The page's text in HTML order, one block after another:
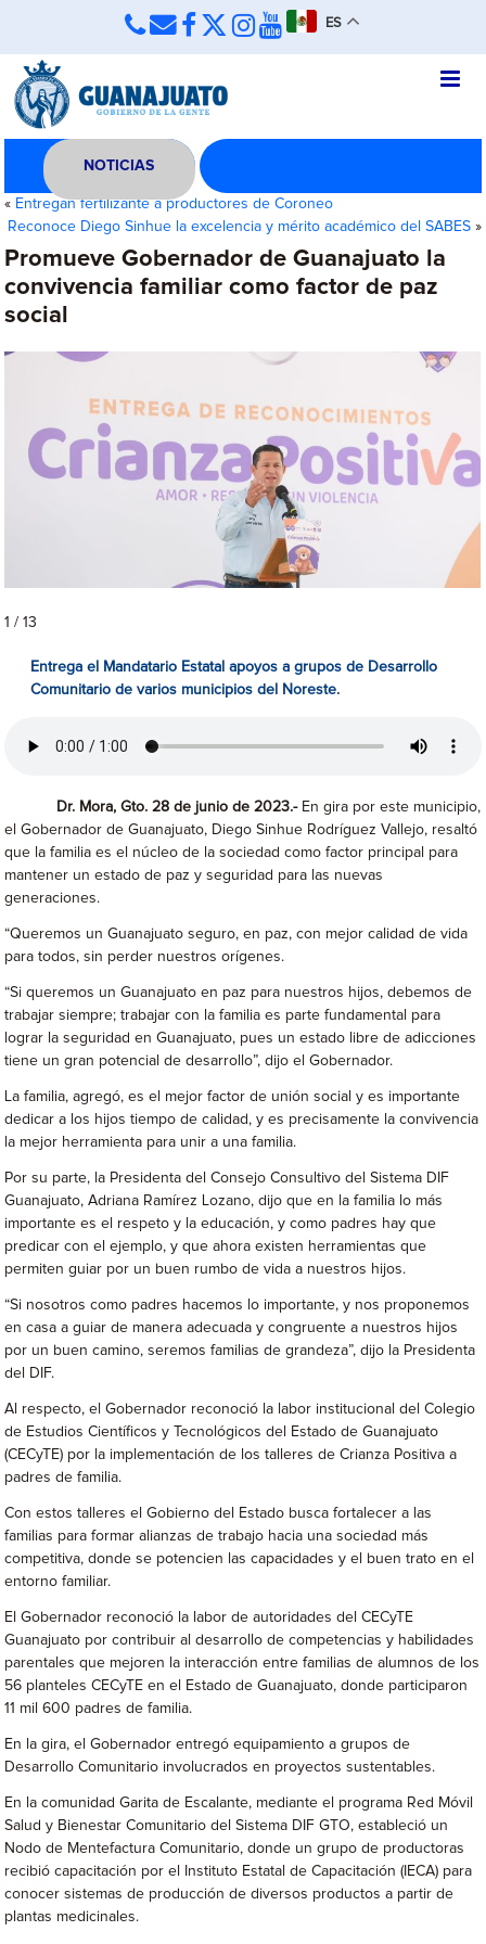
ES
NOTICIAS
« Entregan fertilizante a productores de Coroneo
Reconoce Diego Sinhue la excelencia y mérito académico del SABES»
Promueve Gobernador de Guanajuato la
convivencia familiar como factor de paz
social
1 / 13
Entrega el Mandatario Estatal apoyos a grupos de Desarrollo
Comunitario de varios municipios del Noreste.
Dr. Mora, Gto. 28 de junio de 2023.-En gira por este municipio,
el Gobernador de Guanajuato, Diego Sinhue Rodríguez Vallejo, resaltó
que la familia es el núcleo de la sociedad como factor principal para
mantener un estado de paz y seguridad para las nuevas
generaciones.
“Queremos un Guanajuato seguro, en paz, con mejor calidad de vida
para todos, sin perder nuestros orígenes.
“Si queremos un Guanajuato en paz para nuestros hijos, debemos de
trabajar siempre; trabajar con la familia es parte fundamental para
lograr la seguridad en Guanajuato, pues un estado libre de adicciones
tiene un gran potencial de desarrollo”, dijo el Gobernador.
La familia, agregó, es el mejor factor de unión social y es importante
dedicar a los hijos tiempo de calidad, y es precisamente la convivencia
la mejor herramienta para unir a una familia.
Por su parte, la Presidenta del Consejo Consultivo del Sistema DIF
Guanajuato, Adriana Ramírez Lozano, dijo que en la familia lo más
importante es el respeto y la educación, y como padres hay que
predicar con el ejemplo, y que ahora existen herramientas que
permiten guiar por un buen rumbo de vida a nuestros hijos.
“Si nosotros como padres hacemos lo importante, y nos proponemos
en casa a guiar de manera adecuada y congruente a nuestros hijos
por un buen camino, seremos familias de grandeza”, dijo la Presidenta
del DIF.
Al respecto, el Gobernador reconoció la labor institucional del Colegio
de Estudios Científicos y Tecnológicos del Estado de Guanajuato
(CECyTE) por la implementación de los talleres de Crianza Positiva a
padres de familia.
Con estos talleres el Gobierno del Estado busca fortalecer a las
familias para formar alianzas de trabajo hacia una sociedad más
competitiva, donde se potencien las capacidades y el buen trato en el
entorno familiar.
El Gobernador reconoció la labor de autoridades del CECyTE
Guanajuato por contribuir al desarrollo de competencias y habilidades
parentales que mejoren la interacción entre familias de alumnos de los
56 planteles CECyTE en el Estado de Guanajuato, donde participaron
11 mil 600 padres de familia.
En la gira, el Gobernador entregó equipamiento a grupos de
Desarrollo Comunitario involucrados en proyectos sustentables.
En la comunidad Garita de Escalante, mediante el programa Red Móvil
Salud y Bienestar Comunitario del Sistema DIF GTO, estableció un
Nodo de Mentefactura Comunitario, donde un grupo de productoras
recibió capacitación por el Instituto Estatal de Capacitación (IECA) para
conocer sistemas de producción de diversos productos a partir de
plantas medicinales.